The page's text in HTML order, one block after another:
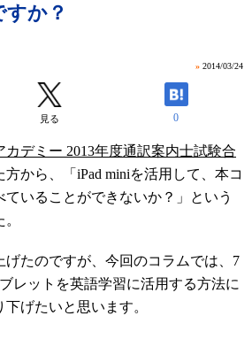
か？
» 2014/03/24
見る 0
カデミー 2013年度通訳案内士試験合
方から、「iPad miniを活用して、本コ
いることができないか？」という
たのですが、今回のコラムでは、7
レットを英語学習に活用する方法に
げたいと思います。